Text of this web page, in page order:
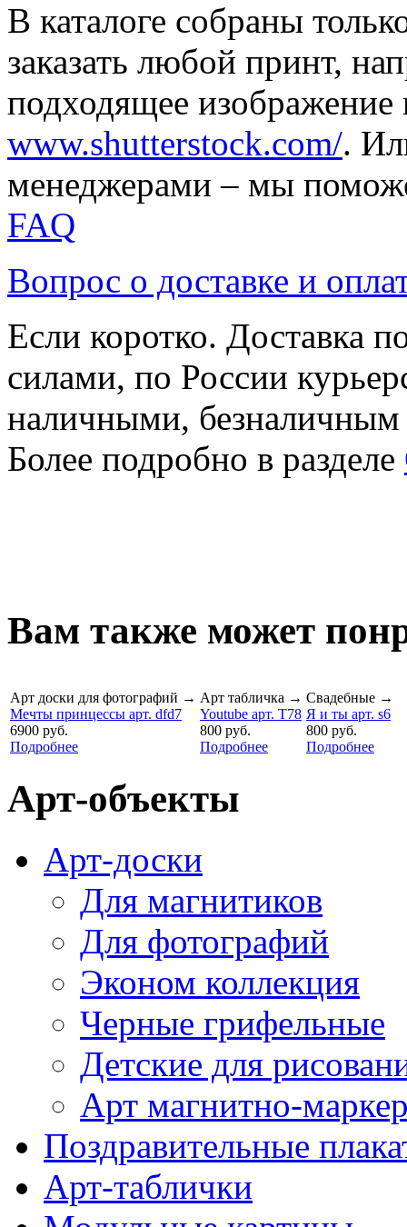
В каталоге собраны
заказать любой принт,
подходящее изображение
www.shutterstock.com/.
менеджерами – мы
FAQ
Вопрос о доставке и
Если коротко. Доставка
силами, по России
наличными,
Более подробно в разделе
Вам также может
Арт доски для фотографий →
Мечты принцессы арт. dfd7
6900 руб.
Подробнее
Арт табличка →
Youtube арт. T78
800 руб.
Подробнее
Свадебные →
Я и ты арт. s6
800 руб.
Подробнее
Арт-объекты
Арт-доски
Для магнитиков
Для фотографий
Эконом коллекция
Черные грифельные
Детские для
Арт магнитно-
Поздравительные
Арт-таблички